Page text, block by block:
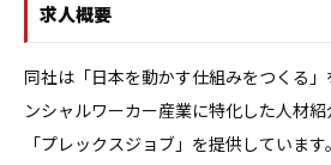
求人概要
同社は「日本を動かす仕組みをつくる
ンシャルワーカー産業に特化した人材
「プレックスジョブ」を提供していま